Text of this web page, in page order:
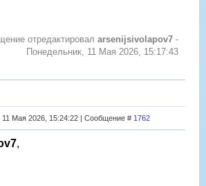
отредактировал arsenijsivolapov7 -
Понедельник, 11 Мая 2026, 15:17:43
11 Мая 2026, 15:24:22 | Сообщение # 1762
,